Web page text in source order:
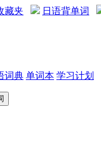
藏夹 日语背单词
词典 单词本 学习计划